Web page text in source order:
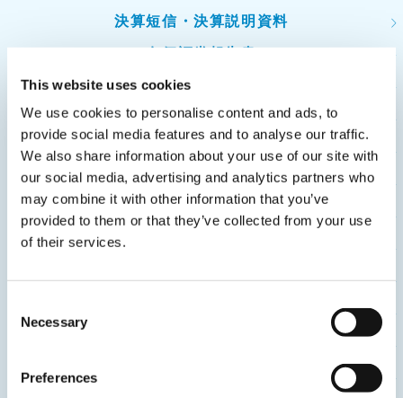
This website uses cookies
We use cookies to personalise content and ads, to
provide social media features and to analyse our traffic.
We also share information about your use of our site with
our social media, advertising and analytics partners who
may combine it with other information that you’ve
provided to them or that they’ve collected from your use
of their services.
Selection
Necessary
Preferences
決算短信・決算説明資料
有価証券報告書
連結業績の推移
主要品目別連結売上高の推移
経営指標などの推移
IRカレンダー
株主総会招集ご通知・決議ご通知・議決権行使結果
株式事務